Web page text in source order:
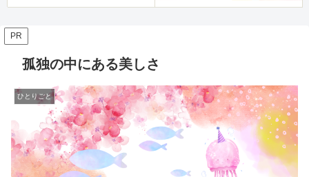
PR
孤独の中にある美しさ
ひとりごと